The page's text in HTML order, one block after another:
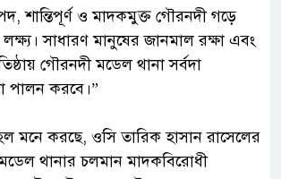
শান্তিপূর্ণ ও মাদকমুক্ত গৌরনদী গড়ে
সাধারণ মানুষের জানমাল রক্ষা এবং
গৌরনদী মডেল থানা সর্বদা
পালন করবে।”
মনে করছে, ওসি তারিক হাসান রাসেলের
থানার চলমান মাদকবিরোধী